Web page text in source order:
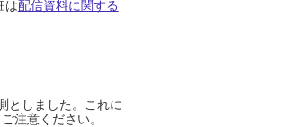
は配信資料に関する
としました。これに
注意ください。